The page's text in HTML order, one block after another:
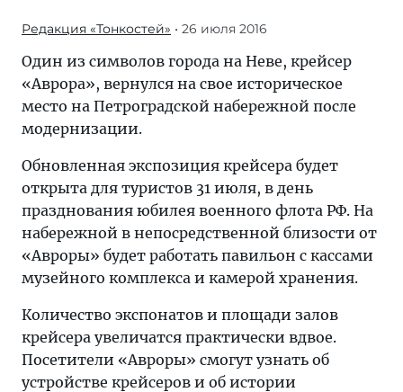
Редакция «Тонкостей» • 26 июля 2016
Один из символов города на Неве, крейсер
«Аврора», вернулся на свое историческое
место на Петроградской набережной после
модернизации.
Обновленная экспозиция крейсера будет
открыта для туристов 31 июля, в день
празднования юбилея военного флота РФ. На
набережной в непосредственной близости от
«Авроры» будет работать павильон с кассами
музейного комплекса и камерой хранения.
Количество экспонатов и площади залов
крейсера увеличатся практически вдвое.
Посетители «Авроры» смогут узнать об
устройстве крейсеров и об истории